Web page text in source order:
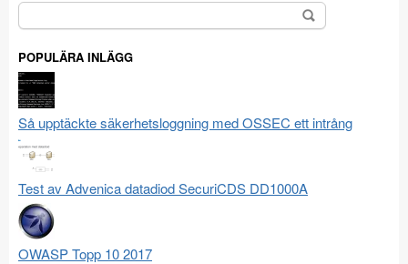
Sök
efter:
POPULÄRA INLÄGG
Så upptäckte säkerhetsloggning med OSSEC ett intrång
Test av Advenica datadiod SecuriCDS DD1000A
OWASP Topp 10 2017